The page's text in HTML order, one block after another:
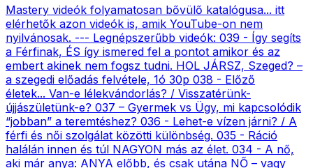
Mastery videók folyamatosan bővülő katalógusa... itt
elérhetők azon videók is, amik YouTube-on nem
nyilvánosak. --- Legnépszerűbb videók: 039 - Így segíts
a Férfinak, ÉS így ismered fel a pontot amikor és az
embert akinek nem fogsz tudni. HOL JÁRSZ, Szeged? –
a szegedi előadás felvétele, 1ó 30p 038 - Előző
életek... Van-e lélekvándorlás? / Visszatérünk-
újjászületünk-e? 037 – Gyermek vs Ügy, mi kapcsolódik
“jobban” a teremtéshez? 036 - Lehet-e vízen járni? / A
férfi és női szolgálat közötti különbség. 035 - Ráció
halálán innen és túl NAGYON más az élet. 034 - A nő,
aki már anya: ANYA előbb, és csak utána NŐ – vagy